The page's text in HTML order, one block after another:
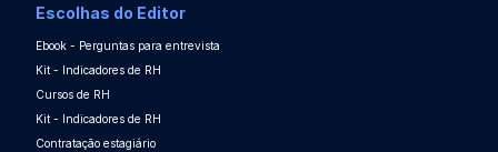
Escolhas do Editor
Ebook - Perguntas para entrevista
Kit - Indicadores de RH
Cursos de RH
Kit - Indicadores de RH
Contratação estagiário